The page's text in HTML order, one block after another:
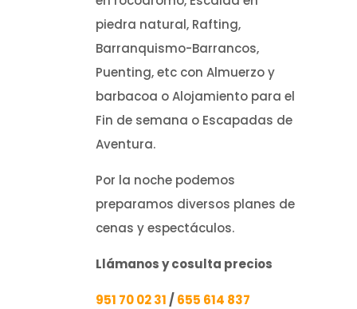
piedra natural, Rafting,
Barranquismo-Barrancos,
Puenting, etc con Almuerzo y
barbacoa o Alojamiento para el
Fin de semana o Escapadas de
Aventura.
Por la noche podemos
preparamos diversos planes de
cenas y espectáculos.
Llámanos y cosulta precios
951 70 02 31 /655 614 837